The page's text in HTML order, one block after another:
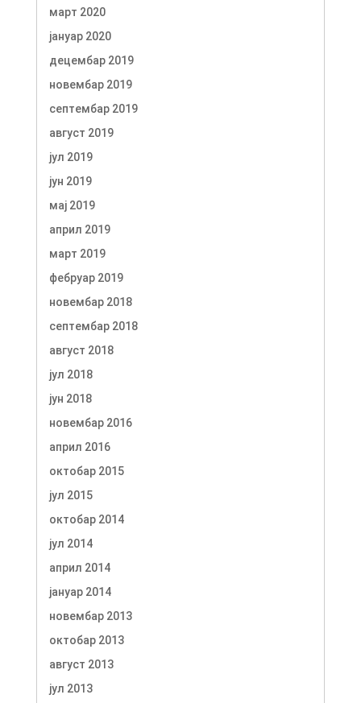
март 2020
јануар 2020
децембар 2019
новембар 2019
септембар 2019
август 2019
јул 2019
јун 2019
мај 2019
април 2019
март 2019
фебруар 2019
новембар 2018
септембар 2018
август 2018
јул 2018
јун 2018
новембар 2016
април 2016
октобар 2015
јул 2015
октобар 2014
јул 2014
април 2014
јануар 2014
новембар 2013
октобар 2013
август 2013
јул 2013